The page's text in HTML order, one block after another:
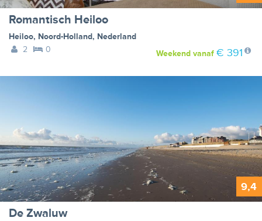
Romantisch Heiloo
Heiloo, Noord-Holland, Nederland
2
0 Weekendvanaf € 391
9,4
De Zwaluw